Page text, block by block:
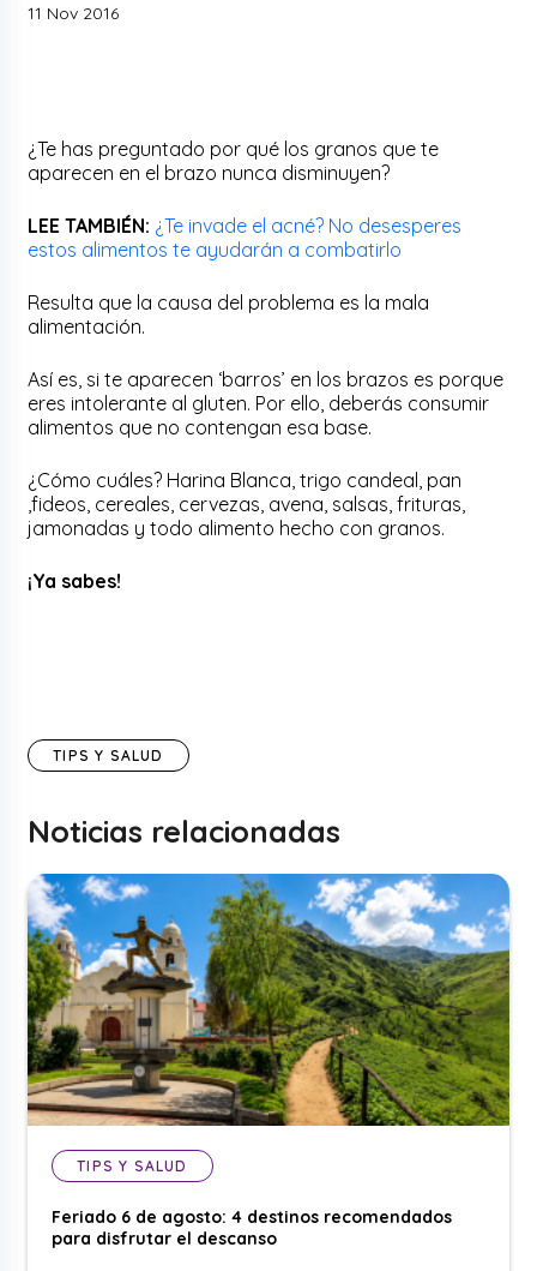
11 Nov 2016
¿Te has preguntado por qué los granos que te
aparecen en el brazo nunca disminuyen?
LEE TAMBIÉN: ¿Te invade el acné? No desesperes
estos alimentos te ayudarán a combatirlo
Resulta que la causa del problema es la mala
alimentación.
Así es, si te aparecen ‘barros’ en los brazos es porque
eres intolerante al gluten. Por ello, deberás consumir
alimentos que no contengan esa base.
¿Cómo cuáles? Harina Blanca, trigo candeal, pan
,fideos, cereales, cervezas, avena, salsas, frituras,
jamonadas y todo alimento hecho con granos.
¡Ya sabes!
TIPS Y SALUD
Noticias relacionadas
TIPS Y SALUD
Feriado 6 de agosto: 4 destinos recomendados
para disfrutar el descanso